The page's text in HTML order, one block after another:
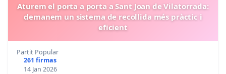
Aturem el porta a porta a Sant Joan de Vilatorrada:
demanem un sistema de recollida més pràctic i
eficient
Partit Popular
261 firmas
14 Jan 2026